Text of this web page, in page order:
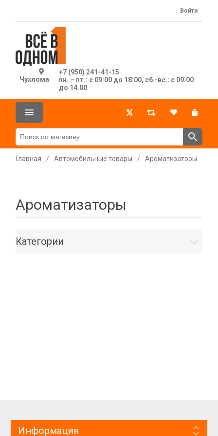
Чухлома
+7 (950) 241-41-15
пн. – пт.: с 09:00 до 18:00, сб.-вс.: с 09.00
до 14.00
Войти
Главная / Автомобильные товары / Ароматизаторы
Ароматизаторы
Категории
Информация